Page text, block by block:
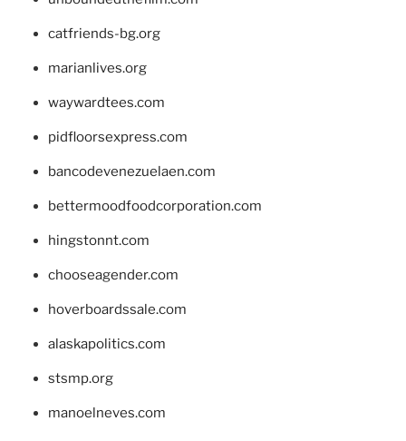
catfriends-bg.org
marianlives.org
waywardtees.com
pidfloorsexpress.com
bancodevenezuelaen.com
bettermoodfoodcorporation.com
hingstonnt.com
chooseagender.com
hoverboardssale.com
alaskapolitics.com
stsmp.org
manoelneves.com